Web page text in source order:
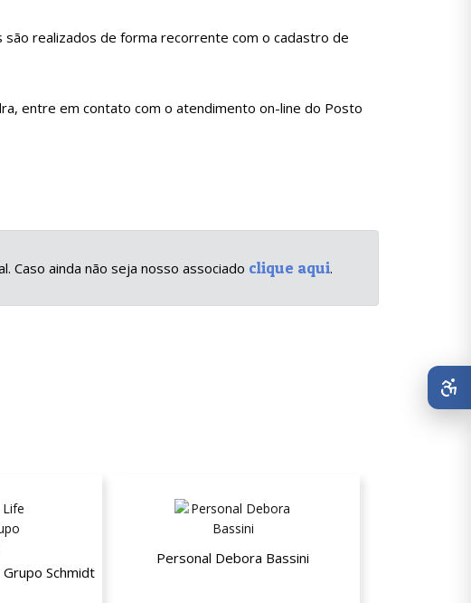
realizados de forma recorrente com o cadastro de
entre em contato com o atendimento on-line do Posto
Caso ainda não seja nosso associado clique aqui.
Schmidt
Personal Debora Bassini